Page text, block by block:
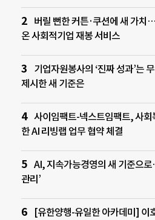
버릴 뻔한 커튼·쿠션에 새 가치
온 사회적기업 재봉 서비스
기업자원봉사의 ‘진짜 성과’는
제시한 새 기준은
사이임팩트-넥스트임팩트, 사회
한 AI 리빙랩 업무 협약 체결
AI, 지속가능경영의 새 기준으
관리’
[유한양행-유일한 아카데미] 이